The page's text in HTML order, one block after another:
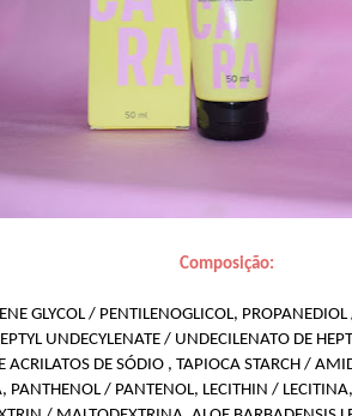
Composição:
GLYCOL / PENTILENOGLICOL,
UNDECYLENATE / UNDECILENATO DE
ACRILATOS DE SÓDIO , TAPIOCA STARCH /
PANTHENOL / PANTENOL, LECITHIN /